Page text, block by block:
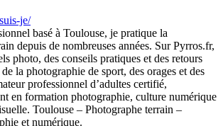
je/
basé à Toulouse, je pratique la
depuis de nombreuses années. Sur Pyrros.fr,
photo, des conseils pratiques et des retours
la photographie de sport, des orages et des
professionnel d’adultes certifié,
en formation photographie, culture numérique
Toulouse – Photographe terrain –
et numérique.